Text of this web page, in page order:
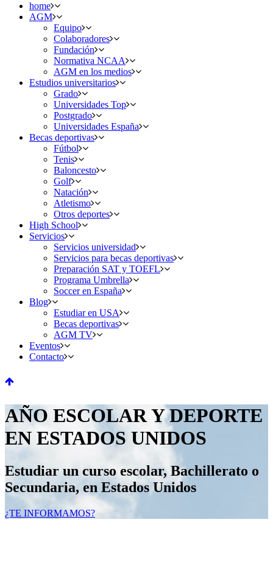
home
AGM
Equipo
Colaboradores
Fundación
Normativa NCAA
AGM en los medios
Estudios universitarios
Grado
Universidades Top
Postgrado
Universidades España
Becas deportivas
Fútbol
Tenis
Baloncesto
Golf
Natación
Atletismo
Otros deportes
High School
Servicios
Servicios universidad
Servicios para becas deportivas
Preparación SAT y TOEFL
Programa Umbrella
Soccer en España
Blog
Estudiar en USA
Becas deportivas
AGM TV
Eventos
Contacto
AÑO ESCOLAR Y DEPORTE
EN ESTADOS UNIDOS
Estudiar un curso escolar, Bachillerato o
Secundaria, en Estados Unidos
¿TE INFORMAMOS?